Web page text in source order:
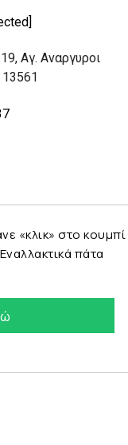
Αγ. Αναργυροι
«κλικ» στο κουμπί
πάτα